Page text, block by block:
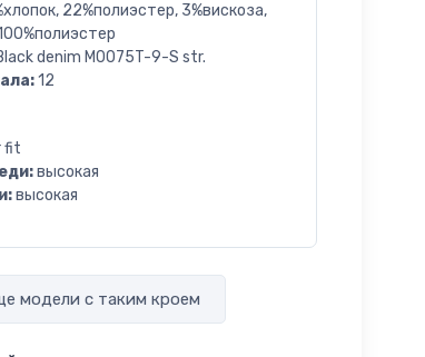
22%полиэстер, 3%вискоза,
denim M0075T-9-S str.
12
fit
высокая
высокая
модели с таким кроем